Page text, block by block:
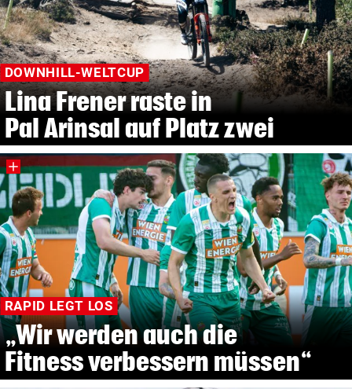
DOWNHILL-WELTCUP
Lina Frener raste in
Pal Arinsal auf Platz zwei
RAPID LEGT LOS
„Wir werden auch die
Fitness verbessern müssen“